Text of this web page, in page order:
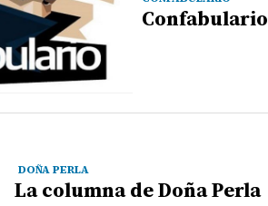
Confabulario
DOÑA PERLA
La columna de Doña Perla